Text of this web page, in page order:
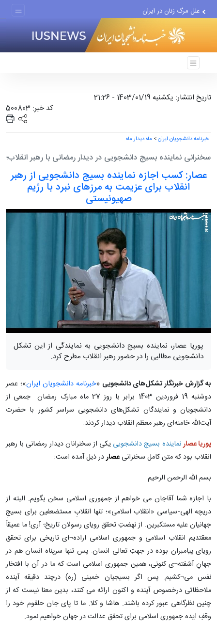
علل مرگ زنان در ایران
تاریخ انتشار: یکشنبه 1403/01/19 - 21:26
کد خبر: 500803
خبرنامه دانشجویان ایران> ماه دیدار ماه
سخنرانی نماینده بسیج دانشجویی در دیدار رمضانی با رهبر انقلاب؛
عصار: کسب اجازه نماینده بسیج دانشجویی از رهبر
انقلاب برای عزیمت به مرزهای نبرد با رژیم
صهیونیستی
پوریا عصار، نماینده بسیج دانشجویی به نمایندگی از این تشکل
دانشجویی مطالبی را در حضور رهبر انقلاب مطرح کرد.
به گزارش خبرنگار تشکل‌های دانشجویی «خبرنامه دانشجویان ایران»؛ عصر
دوشنبه 19 فروردین 1403 برابر با روز 27 ماه مبارک رمضان جمعی از
دانشجویان و نمایندگان تشکل‌های دانشجویی سراسر کشور با حضرت
آیت‌الله خامنه‌ای رهبر معظم انقلاب دیدار کردند.
پوریا عصارنماینده بسیج دانشجویی یکی از سخنرانان دیدار رمضانی با رهبر
انقلاب بود که متن کامل سخنرانی عصاردر ذیل آمده است:
بسم الله الرحمن الرحیم
با اجازه شما آقاجان می خواهم از جمهوری اسلامی سخن بگویم. البته از
دریچه الهی-سیاسی «انقلاب اسلامی»؛ تنها انقلابِ مستضعفین برای بسیجِ
جهانیان علیه مستکبرین. از نهضتِ تحقق رویای رسولان تاریخ؛ آری! ما عمیقاً
معقتدیم انقلاب اسلامی و جمهوری اسلامی اراده¬ای تاریخی برای تحقق
رویای پیامبران بوده در جهتِ تعالی انسان. پس تنها سرپناه انسان هم در
جهانِ آشفته¬ی کنونی، همین جمهوری اسلامی است که ما در آن با افتخار
نفس می¬کشیم. پس اگر بسیجیان خمینی (ره) درچند دقیقه آینده
ملاحظاتی درخصوص آینده و اکنون ارائه می کنند، بدین معنا نیست که از
چنین نظرگاهی عبور کرده باشند. هاشا و کلا. ما تا پای جان حلقوم خود را
وقفِ ایده جمهوری اسلامی برای تحقق عدالت در جهان خواهیم نمود.